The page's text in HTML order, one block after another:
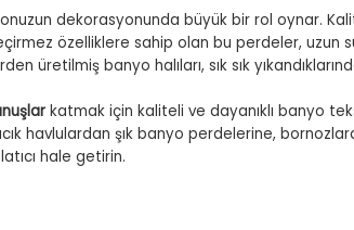
dekorasyonunda büyük bir rol oynar.
özelliklere sahip olan bu perdeler, uzun
üretilmiş banyo halıları, sık sık
katmak için kaliteli ve dayanıklı banyo
havlulardan şık banyo perdelerine,
hale getirin.